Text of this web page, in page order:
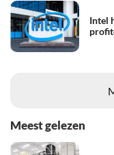
Intel
Meest gelezen